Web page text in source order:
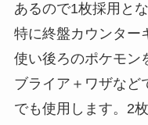
あるので1枚採用と
特に終盤カウンター
使い後ろのポケモン
ブライア＋ワザなど
でも使用します。2